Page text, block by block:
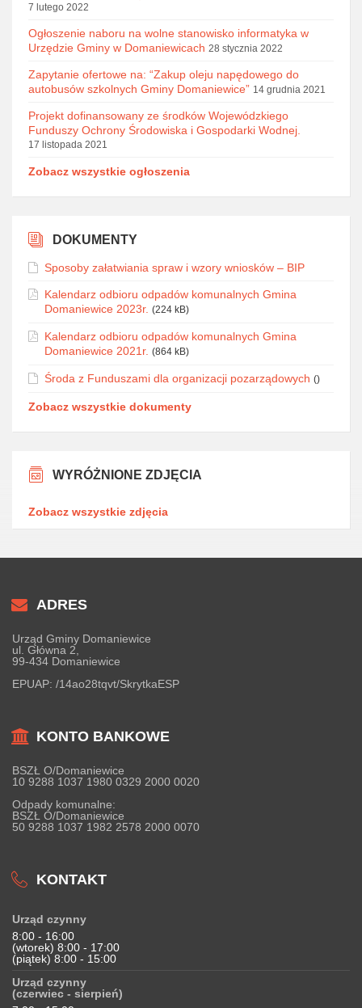
7 lutego 2022
Ogłoszenie naboru na wolne stanowisko informatyka w
Urzędzie Gminy w Domaniewicach 28 stycznia 2022
Zapytanie ofertowe na: “Zakup oleju napędowego do
autobusów szkolnych Gminy Domaniewice” 14 grudnia 2021
Projekt dofinansowany ze środków Wojewódzkiego
Funduszy Ochrony Środowiska i Gospodarki Wodnej.
17 listopada 2021
Zobacz wszystkie ogłoszenia
DOKUMENTY
Sposoby załatwiania spraw i wzory wniosków – BIP
Kalendarz odbioru odpadów komunalnych Gmina
Domaniewice 2023r. (224 kB)
Kalendarz odbioru odpadów komunalnych Gmina
Domaniewice 2021r. (864 kB)
Środa z Funduszami dla organizacji pozarządowych ()
Zobacz wszystkie dokumenty
WYRÓŻNIONE ZDJĘCIA
Zobacz wszystkie zdjęcia
ADRES
Urząd Gminy Domaniewice
ul. Główna 2,
99-434 Domaniewice
EPUAP: /14ao28tqvt/SkrytkaESP
KONTO BANKOWE
BSZŁ O/Domaniewice
10 9288 1037 1980 0329 2000 0020
Odpady komunalne:
BSZŁ O/Domaniewice
50 9288 1037 1982 2578 2000 0070
KONTAKT
Urząd czynny
8:00 - 16:00
(wtorek) 8:00 - 17:00
(piątek) 8:00 - 15:00
Urząd czynny
(czerwiec - sierpień)